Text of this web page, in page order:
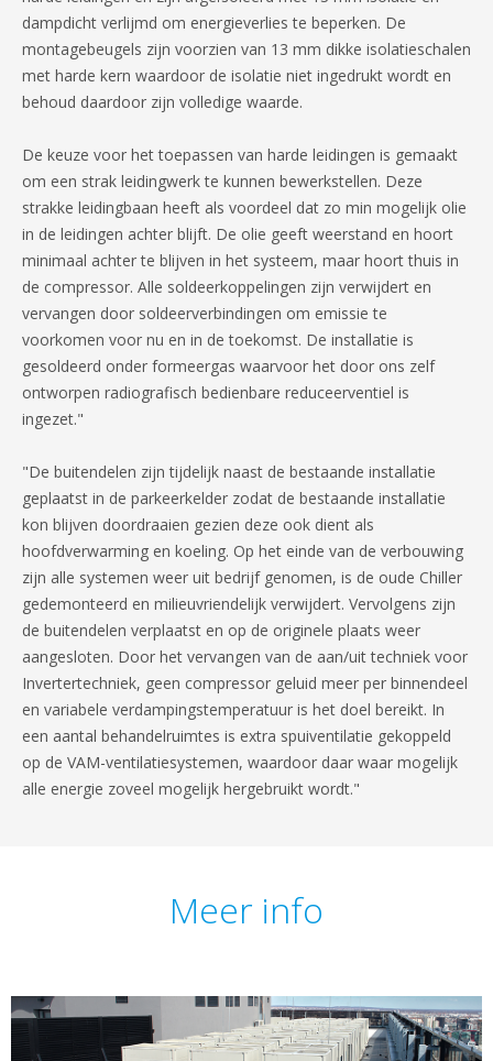
dampdicht verlijmd om energieverlies te beperken. De
montagebeugels zijn voorzien van 13 mm dikke isolatieschalen
met harde kern waardoor de isolatie niet ingedrukt wordt en
behoud daardoor zijn volledige waarde.
De keuze voor het toepassen van harde leidingen is gemaakt
om een strak leidingwerk te kunnen bewerkstellen. Deze
strakke leidingbaan heeft als voordeel dat zo min mogelijk olie
in de leidingen achter blijft. De olie geeft weerstand en hoort
minimaal achter te blijven in het systeem, maar hoort thuis in
de compressor. Alle soldeerkoppelingen zijn verwijdert en
vervangen door soldeerverbindingen om emissie te
voorkomen voor nu en in de toekomst. De installatie is
gesoldeerd onder formeergas waarvoor het door ons zelf
ontworpen radiografisch bedienbare reduceerventiel is
ingezet."
"De buitendelen zijn tijdelijk naast de bestaande installatie
geplaatst in de parkeerkelder zodat de bestaande installatie
kon blijven doordraaien gezien deze ook dient als
hoofdverwarming en koeling. Op het einde van de verbouwing
zijn alle systemen weer uit bedrijf genomen, is de oude Chiller
gedemonteerd en milieuvriendelijk verwijdert. Vervolgens zijn
de buitendelen verplaatst en op de originele plaats weer
aangesloten. Door het vervangen van de aan/uit techniek voor
Invertertechniek, geen compressor geluid meer per binnendeel
en variabele verdampingstemperatuur is het doel bereikt. In
een aantal behandelruimtes is extra spuiventilatie gekoppeld
op de VAM-ventilatiesystemen, waardoor daar waar mogelijk
alle energie zoveel mogelijk hergebruikt wordt."
Meer info